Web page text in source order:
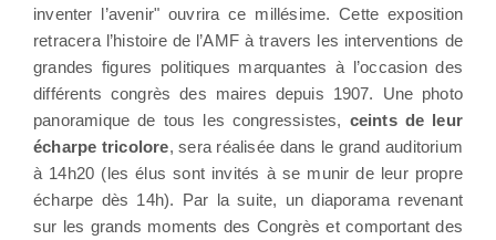
inventer l’avenir" ouvrira ce millésime. Cette exposition
retracera l’histoire de l’AMF à travers les interventions de
grandes figures politiques marquantes à l’occasion des
différents congrès des maires depuis 1907. Une photo
panoramique de tous les congressistes, ceints de leur
écharpe tricolore, sera réalisée dans le grand auditorium
à 14h20 (les élus sont invités à se munir de leur propre
écharpe dès 14h). Par la suite, un diaporama revenant
sur les grands moments des Congrès et comportant des